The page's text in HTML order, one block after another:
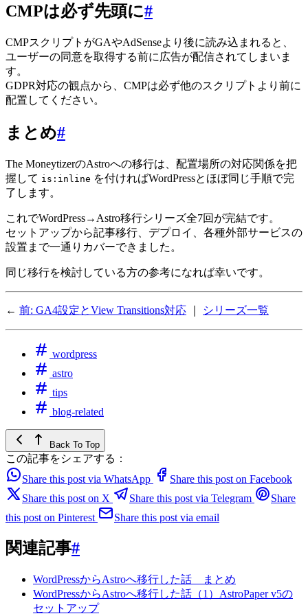
CMPは必ず先頭に#
CMPスクリプトがGAやAdSenseより後に読み込まれると、
ユーザーの同意を取得する前に広告が配信されてしまいま
す。
GDPR対応の観点から、CMPは必ず他のスクリプトより前に
配置してください。
まとめ#
The MoneytizerのAstroへの移行は、配置場所の対応関係を把
握して is:inline を付ければWordPressとほぼ同じ手順で完
了します。
これでWordPress→Astro移行シリーズ全7回が完結です。
セットアップから記事移行、デプロイ、各種外部サービスの
設置まで一通りカバーできました。
同じ移行を検討している方の参考になれば幸いです。
← 前: GA4設定とView Transitions対応 シリーズ一覧
wordpress
astro
tips
blog-related
Back To Top
この記事をシェアする：
Share this post via WhatsApp
Share this post on Facebook
Share this post on X
Share this post via Telegram
Share
this post on Pinterest
Share this post via email
関連記事#
WordPressからAstroへ移行した話 まとめ
WordPressからAstroへ移行した話（1）AstroPaper v5の
セットアップ